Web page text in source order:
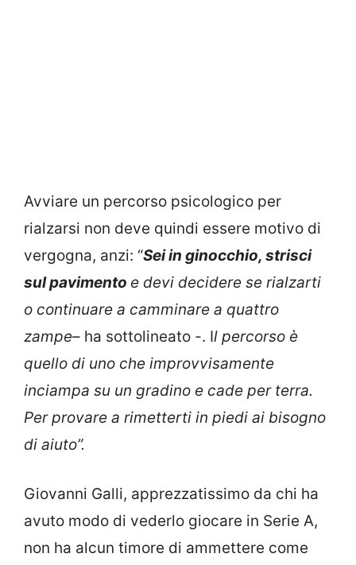
Avviare un percorso psicologico per
rialzarsi non deve quindi essere motivo di
vergogna, anzi: “Sei in ginocchio, strisci
sul pavimento e devi decidere se rialzarti
o continuare a camminare a quattro
zampe– ha sottolineato -. Il percorso è
quello di uno che improvvisamente
inciampa su un gradino e cade per terra.
Per provare a rimetterti in piedi ai bisogno
di aiuto”.
Giovanni Galli, apprezzatissimo da chi ha
avuto modo di vederlo giocare in Serie A,
non ha alcun timore di ammettere come